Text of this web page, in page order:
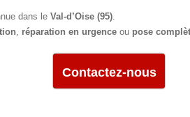
dans le Val-d’Oise (95).
, réparation en urgence ou pose
Contactez-nous